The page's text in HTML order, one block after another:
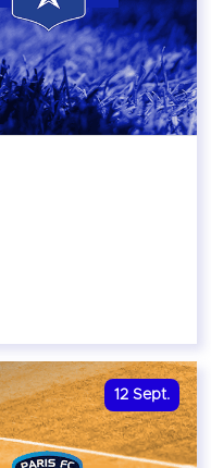
12 Sept.